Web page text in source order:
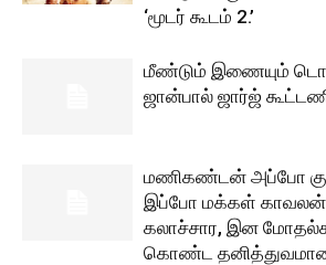
‘மூடர் கூடம் 2.’
மீண்டும் இணையும்
ஜான்பால் ஜார்ஜ்
மணிகண்டன் அப்போ
இப்போ மக்கள் காவலன்.
கலாச்சார, இன
கொண்ட